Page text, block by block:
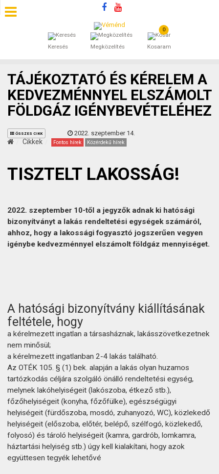
Keresés Megközelítés
0
Kosaram
SZÁLLÁSOK
ÁLTALÁNOS SZERZŐDÉSI FELTÉTELEK
KINCSES BARANYA VÉMÉND
KAPCSOLAT
TÁJÉKOZTATÓ ÉS KÉRELEM A
KEDVEZMÉNNYEL ELSZÁMOLT
FÖLDGÁZ IGÉNYBEVÉTELÉHEZ
ÖSSZES CIKK 2022. szeptember 14.
Cikkek Fontos hírek Közérdekű hírek
TISZTELT LAKOSSÁG!
2022. szeptember 10-től a jegyzők adnak ki hatósági
bizonyítványt a lakás rendeltetési egységek számáról,
ahhoz, hogy a lakossági fogyasztó jogszerűen vegyen
igénybe kedvezménnyel elszámolt földgáz mennyiséget.
A hatósági bizonyítvány kiállításának
feltétele, hogy
a kérelmezett ingatlan a társasháznak, lakásszövetkezetnek
nem minősül;
a kérelmezett ingatlanban 2-4 lakás található.
Az OTÉK 105. § (1) bek. alapján a lakás olyan huzamos
tartózkodás céljára szolgáló önálló rendeltetési egység,
melynek lakóhelyiségeit (lakószoba, étkező stb.),
főzőhelyiségeit (konyha, főzőfülke), egészségügyi
helyiségeit (fürdőszoba, mosdó, zuhanyozó, WC), közlekedő
helyiségeit (előszoba, előtér, belépő, szélfogó, közlekedő,
folyosó) és tároló helyiségeit (kamra, gardrób, lomkamra,
háztartási helyiség stb.) úgy kell kialakítani, hogy azok
együttesen tegyék lehetővé